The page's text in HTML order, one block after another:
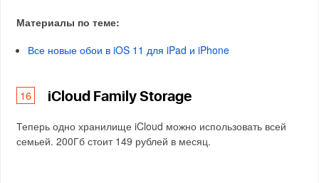
Материалы по теме:
Все новые обои в iOS 11 для iPad и iPhone
iCloud Family Storage
Теперь одно хранилище iCloud можно использовать всей
семьей. 200Гб стоит 149 рублей в месяц.